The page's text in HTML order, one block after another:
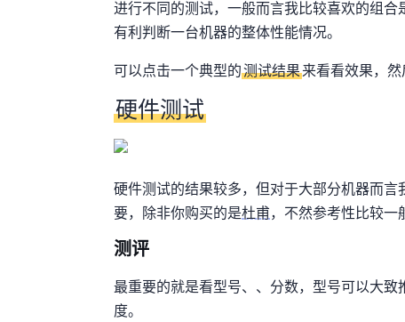
进行不同的测试，一般而言我比较喜欢的组合
有利判断一台机器的整体性能情况。
可以点击一个典型的测试结果来看看效果，
硬件测试
硬件测试的结果较多，但对于大部分机器而言
要，除非你购买的是杜甫，不然参考性比较一
CPU测评
最重要的就是看CPU型号、Sysbench、Geekbench5分数，CPU型
度。